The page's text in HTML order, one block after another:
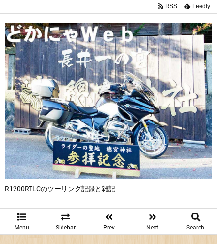
R1200RTLCのツーリング記録と雑記
Menu Sidebar Prev Next Search
RSS Feedly